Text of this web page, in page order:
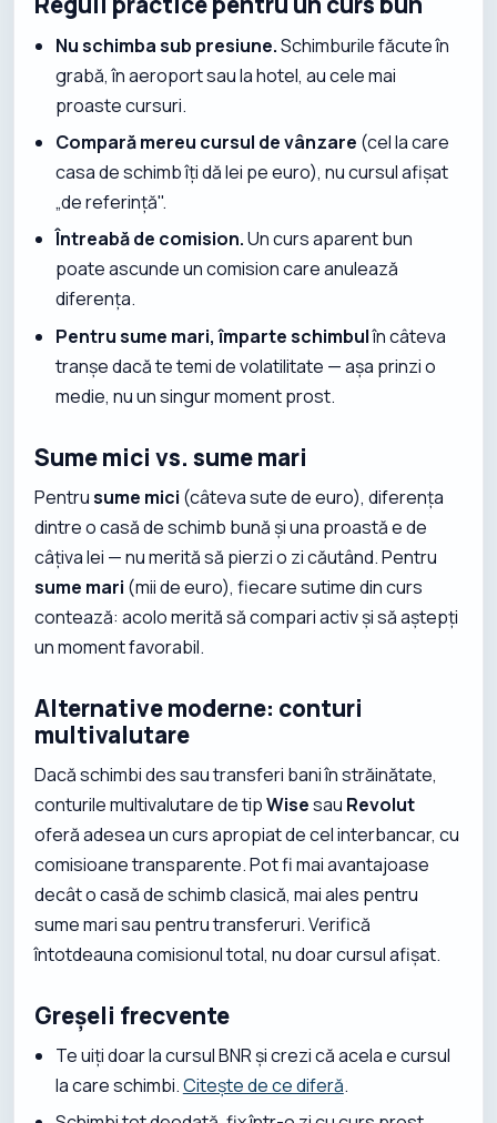
Nu schimba sub presiune.Schimburile făcute în
grabă, în aeroport sau la hotel, au cele mai
proaste cursuri.
Compară mereu cursul de vânzare (cel la care
casa de schimb îți dă lei pe euro), nu cursul afișat
„de referință".
Întreabă de comision.Un curs aparent bun
poate ascunde un comision care anulează
diferența.
Pentru sume mari, împarte schimbulîn câteva
tranșe dacă te temi de volatilitate — așa prinzi o
medie, nu un singur moment prost.
Sume mici vs. sume mari
Pentrusume mici (câteva sute de euro), diferența
dintre o casă de schimb bună și una proastă e de
câțiva lei — nu merită să pierzi o zi căutând. Pentru
sume mari (mii de euro), fiecare sutime din curs
contează: acolo merită să compari activ și să aștepți
un moment favorabil.
Alternative moderne: conturi
multivalutare
Dacă schimbi des sau transferi bani în străinătate,
conturile multivalutare de tipWisesau Revolut
oferă adesea un curs apropiat de cel interbancar, cu
comisioane transparente. Pot fi mai avantajoase
decât o casă de schimb clasică, mai ales pentru
sume mari sau pentru transferuri. Verifică
întotdeauna comisionul total, nu doar cursul afișat.
Greșeli frecvente
Te uiți doar la cursul BNR și crezi că acela e cursul
la care schimbi.Citește de ce diferă.